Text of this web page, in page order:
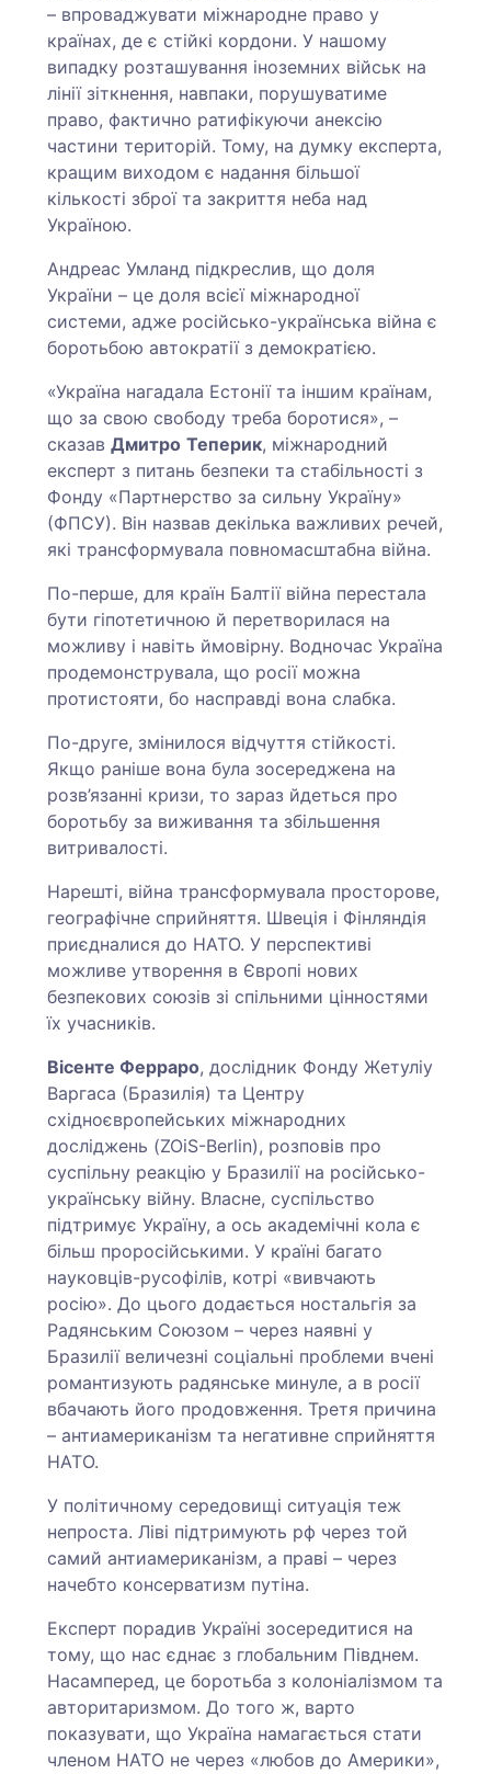
– впроваджувати міжнародне право у
країнах, де є стійкі кордони. У нашому
випадку розташування іноземних військ на
лінії зіткнення, навпаки, порушуватиме
право, фактично ратифікуючи анексію
частини територій. Тому, на думку експерта,
кращим виходом є надання більшої
кількості зброї та закриття неба над
Україною.
Андреас Умланд підкреслив, що доля
України – це доля всієї міжнародної
системи, адже російсько-українська війна є
боротьбою автократії з демократією.
«Україна нагадала Естонії та іншим країнам,
що за свою свободу треба боротися», –
сказавДмитро Теперик, міжнародний
експерт з питань безпеки та стабільності з
Фонду «Партнерство за сильну Україну»
(ФПСУ). Він назвав декілька важливих речей,
які трансформувала повномасштабна війна.
По-перше, для країн Балтії війна перестала
бути гіпотетичною й перетворилася на
можливу і навіть ймовірну. Водночас Україна
продемонструвала, що росії можна
протистояти, бо насправді вона слабка.
По-друге, змінилося відчуття стійкості.
Якщо раніше вона була зосереджена на
розв’язанні кризи, то зараз йдеться про
боротьбу за виживання та збільшення
витривалості.
Нарешті, війна трансформувала просторове,
географічне сприйняття. Швеція і Фінляндія
приєдналися до НАТО. У перспективі
можливе утворення в Європі нових
безпекових союзів зі спільними цінностями
їх учасників.
Вісенте Ферраро, дослідник Фонду Жетуліу
Варгаса (Бразилія) та Центру
східноєвропейських міжнародних
досліджень (ZOiS-Berlin), розповів про
суспільну реакцію у Бразилії на російсько-
українську війну. Власне, суспільство
підтримує Україну, а ось академічні кола є
більш проросійськими. У країні багато
науковців-русофілів, котрі «вивчають
росію». До цього додається ностальгія за
Радянським Союзом – через наявні у
Бразилії величезні соціальні проблеми вчені
романтизують радянське минуле, а в росії
вбачають його продовження. Третя причина
– антиамериканізм та негативне сприйняття
НАТО.
У політичному середовищі ситуація теж
непроста. Ліві підтримують рф через той
самий антиамериканізм, а праві – через
начебто консерватизм путіна.
Експерт порадив Україні зосередитися на
тому, що нас єднає з глобальним Півднем.
Насамперед, це боротьба з колоніалізмом та
авторитаризмом. До того ж, варто
показувати, що Україна намагається стати
членом НАТО не через «любов до Америки»,